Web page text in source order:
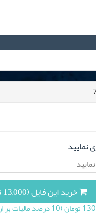
نمایید
خرید این فایل (13,000 تومان)